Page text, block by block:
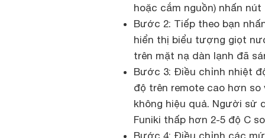
hoặc cắm nguồn) nhấn nút
Bước 2: Tiếp theo bạn
hiển thị biểu tượng giọt
trên mặt nạ dàn lạnh đã
Bước 3: Điều chỉnh nhiệt
độ trên remote cao hơn
không hiệu quả. Người sử
Funiki thấp hơn 2-5 độ C